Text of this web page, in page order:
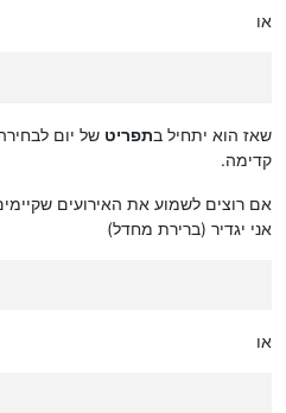
או
שאז הוא יתחיל בתפריט של יום
קדימה.
אם רוצים לשמוע את האירועים
אני יגדיר (ברירת מחדל)
או